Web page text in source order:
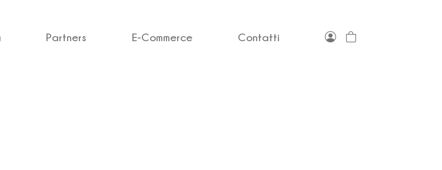
Partners E-Commerce Contatti